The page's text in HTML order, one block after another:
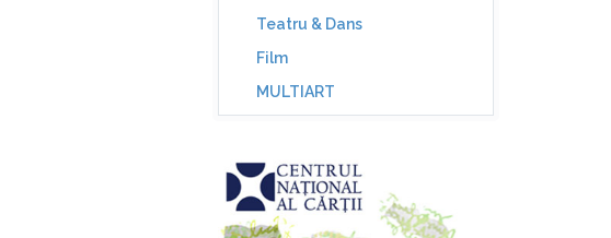
Teatru & Dans
Film
MULTIART